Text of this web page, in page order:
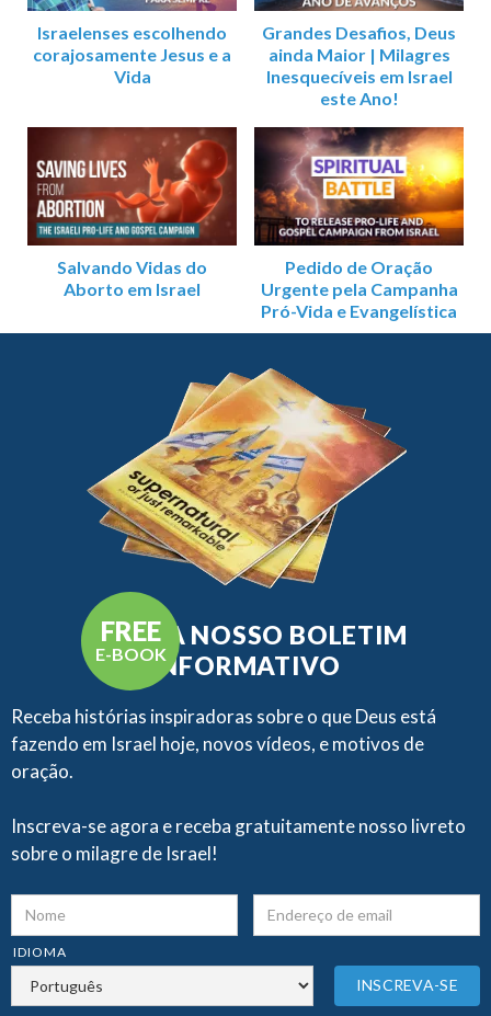
Israelenses escolhendo
corajosamente Jesus e a
Vida
Grandes Desafios, Deus
ainda Maior | Milagres
Inesquecíveis em Israel
este Ano!
Salvando Vidas do
Aborto em Israel
Pedido de Oração
Urgente pela Campanha
Pró-Vida e Evangelística
FREE
E-BOOK
RECEBA NOSSO BOLETIM
INFORMATIVO
Receba histórias inspiradoras sobre o que Deus está
fazendo em Israel hoje, novos vídeos, e motivos de
oração.
Inscreva-se agora e receba gratuitamente nosso livreto
sobre o milagre de Israel!
IDIOMA